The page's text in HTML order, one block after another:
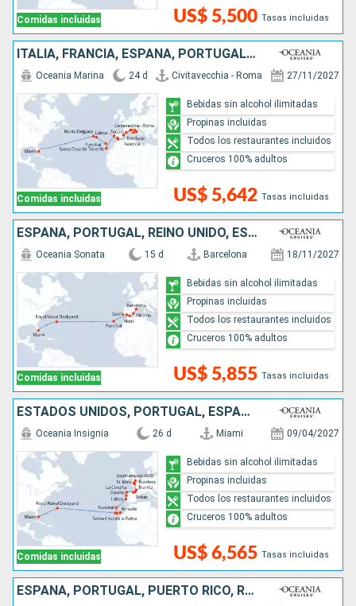
Comidas incluidas US$ 5,500 Tasas incluidas
ITALIA, FRANCIA, ESPAÑA, PORTUGAL, ESTADOS UNIDOS
Comidas incluidas
Oceania Marina 24 d Civitavecchia - Roma 27/11/2027
US$ 5,642 Tasas incluidas
Bebidas sin alcohol ilimitadas
Propinas incluidas
Todos los restaurantes incluidos
Cruceros 100% adultos
ESPAÑA, PORTUGAL, REINO UNIDO, ESTADOS UNIDOS
Comidas incluidas
Oceania Sonata 15 d Barcelona 18/11/2027
US$ 5,855 Tasas incluidas
Bebidas sin alcohol ilimitadas
Propinas incluidas
Todos los restaurantes incluidos
Cruceros 100% adultos
ESTADOS UNIDOS, PORTUGAL, ESPAÑA, FRANCIA, REINO UNIDO
Comidas incluidas
Oceania Insignia 26 d Miami 09/04/2027
US$ 6,565 Tasas incluidas
Bebidas sin alcohol ilimitadas
Propinas incluidas
Todos los restaurantes incluidos
Cruceros 100% adultos
ESPAÑA, PORTUGAL, PUERTO RICO, REPÚBLICA DOMINICANA, ESTADOS UNIDOS